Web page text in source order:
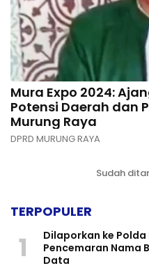
Mura Expo 2024:
Potensi Daerah dan
Murung Raya
DPRD MURUNG RAYA
Sudah
TERPOPULER
1
Dilaporkan ke
Pencemaran Nama
Data